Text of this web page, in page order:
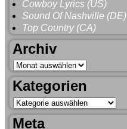
Cowboy Lyrics (US)
Sound Of Nashville (DE)
Top Country (CA)
Archiv
Kategorien
Meta